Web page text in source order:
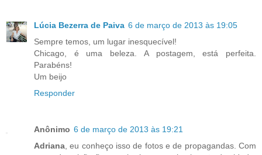
Lúcia Bezerra de Paiva 6 de março de 2013 às 19:05
Sempre temos, um lugar inesquecível!
Chicago, é uma beleza. A postagem, está perfeita.
Parabéns!
Um beijo
Responder
Anônimo 6 de março de 2013 às 19:21
Adriana, eu conheço isso de fotos e de propagandas. Com